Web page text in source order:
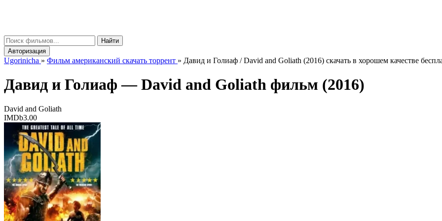
Найти
Авторизация
Ugorinicha » Фильм американский скачать торрент » Давид и Голиаф / David and Goliath (2016) скачать в хорошем качестве
Давид и Голиаф —David and Goliath фильм (2016)
David and Goliath
IMDb3.00